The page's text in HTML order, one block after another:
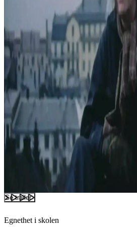
Se trailer
Egnethet i skolen